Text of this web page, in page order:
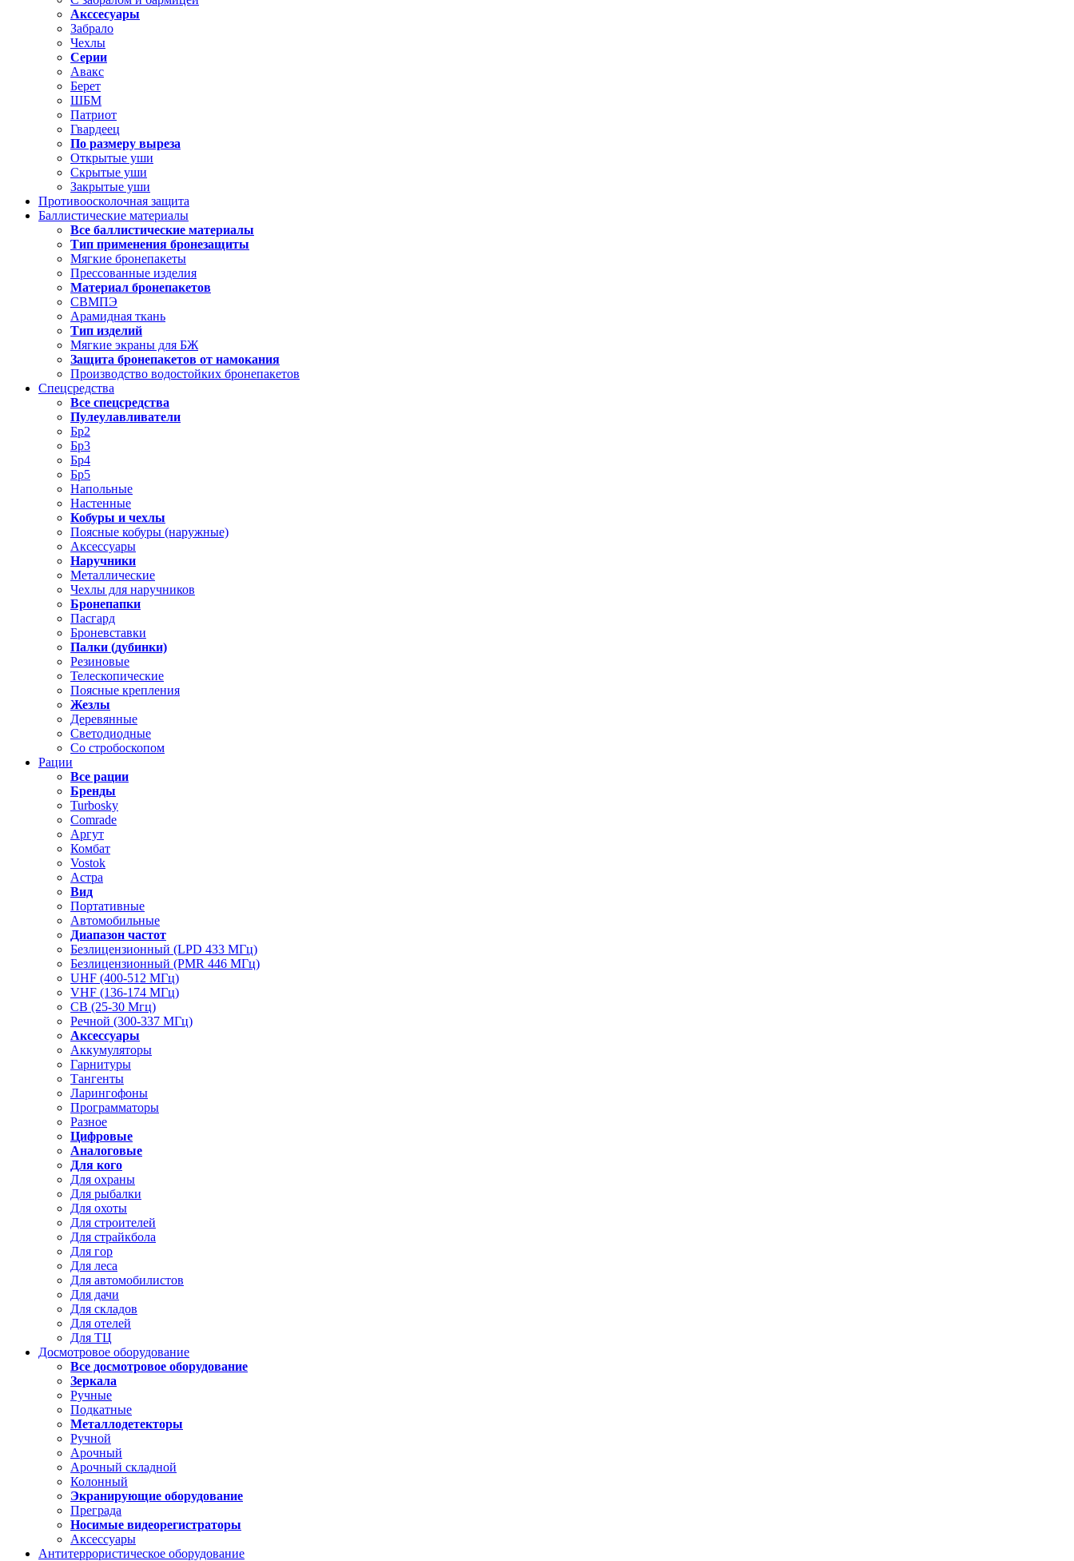
Акссесуары
Забрало
Чехлы
Серии
Авакс
Берет
ШБМ
Патриот
Гвардеец
По размеру выреза
Открытые уши
Скрытые уши
Закрытые уши
Противоосколочная защита
Баллистические материалы
Все баллистические материалы
Тип применения бронезащиты
Мягкие бронепакеты
Прессованные изделия
Материал бронепакетов
СВМПЭ
Арамидная ткань
Тип изделий
Мягкие экраны для БЖ
Защита бронепакетов от намокания
Производство водостойких бронепакетов
Спецсредства
Все спецсредства
Пулеулавливатели
Бр2
Бр3
Бр4
Бр5
Напольные
Настенные
Кобуры и чехлы
Поясные кобуры (наружные)
Аксессуары
Наручники
Металлические
Чехлы для наручников
Бронепапки
Пасгард
Броневставки
Палки (дубинки)
Резиновые
Телескопические
Поясные крепления
Жезлы
Деревянные
Светодиодные
Со стробоскопом
Рации
Все рации
Бренды
Turbosky
Comrade
Аргут
Комбат
Vostok
Астра
Вид
Портативные
Автомобильные
Диапазон частот
Безлицензионный (LPD 433 МГц)
Безлицензионный (PMR 446 МГц)
UHF (400-512 МГц)
VHF (136-174 МГц)
CB (25-30 Мгц)
Речной (300-337 МГц)
Аксессуары
Аккумуляторы
Гарнитуры
Тангенты
Ларингофоны
Программаторы
Разное
Цифровые
Аналоговые
Для кого
Для охраны
Для рыбалки
Для охоты
Для строителей
Для страйкбола
Для гор
Для леса
Для автомобилистов
Для дачи
Для складов
Для отелей
Для ТЦ
Досмотровое оборудование
Все досмотровое оборудование
Зеркала
Ручные
Подкатные
Металлодетекторы
Ручной
Арочный
Арочный складной
Колонный
Экранирующие оборудование
Преграда
Носимые видеорегистраторы
Аксессуары
Антитеррористическое оборудование